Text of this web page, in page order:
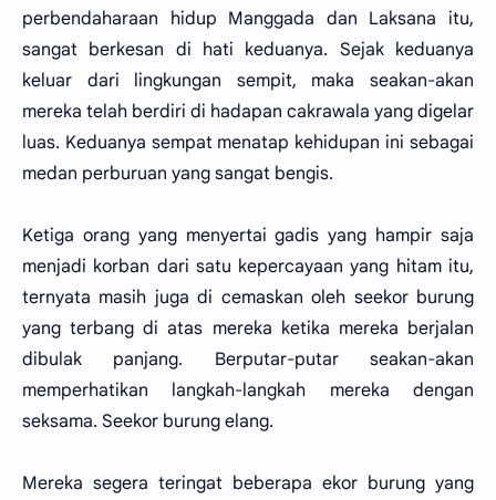
perbendaharaan hidup Manggada dan Laksana itu,
sangat berkesan di hati keduanya. Sejak keduanya
keluar dari lingkungan sempit, maka seakan-akan
mereka telah berdiri di hadapan cakrawala yang digelar
luas. Keduanya sempat menatap kehidupan ini sebagai
medan perburuan yang sangat bengis.
Ketiga orang yang menyertai gadis yang hampir saja
menjadi korban dari satu kepercayaan yang hitam itu,
ternyata masih juga di cemaskan oleh seekor burung
yang terbang di atas mereka ketika mereka berjalan
dibulak panjang. Berputar-putar seakan-akan
memperhatikan langkah-langkah mereka dengan
seksama. Seekor burung elang.
Mereka segera teringat beberapa ekor burung yang